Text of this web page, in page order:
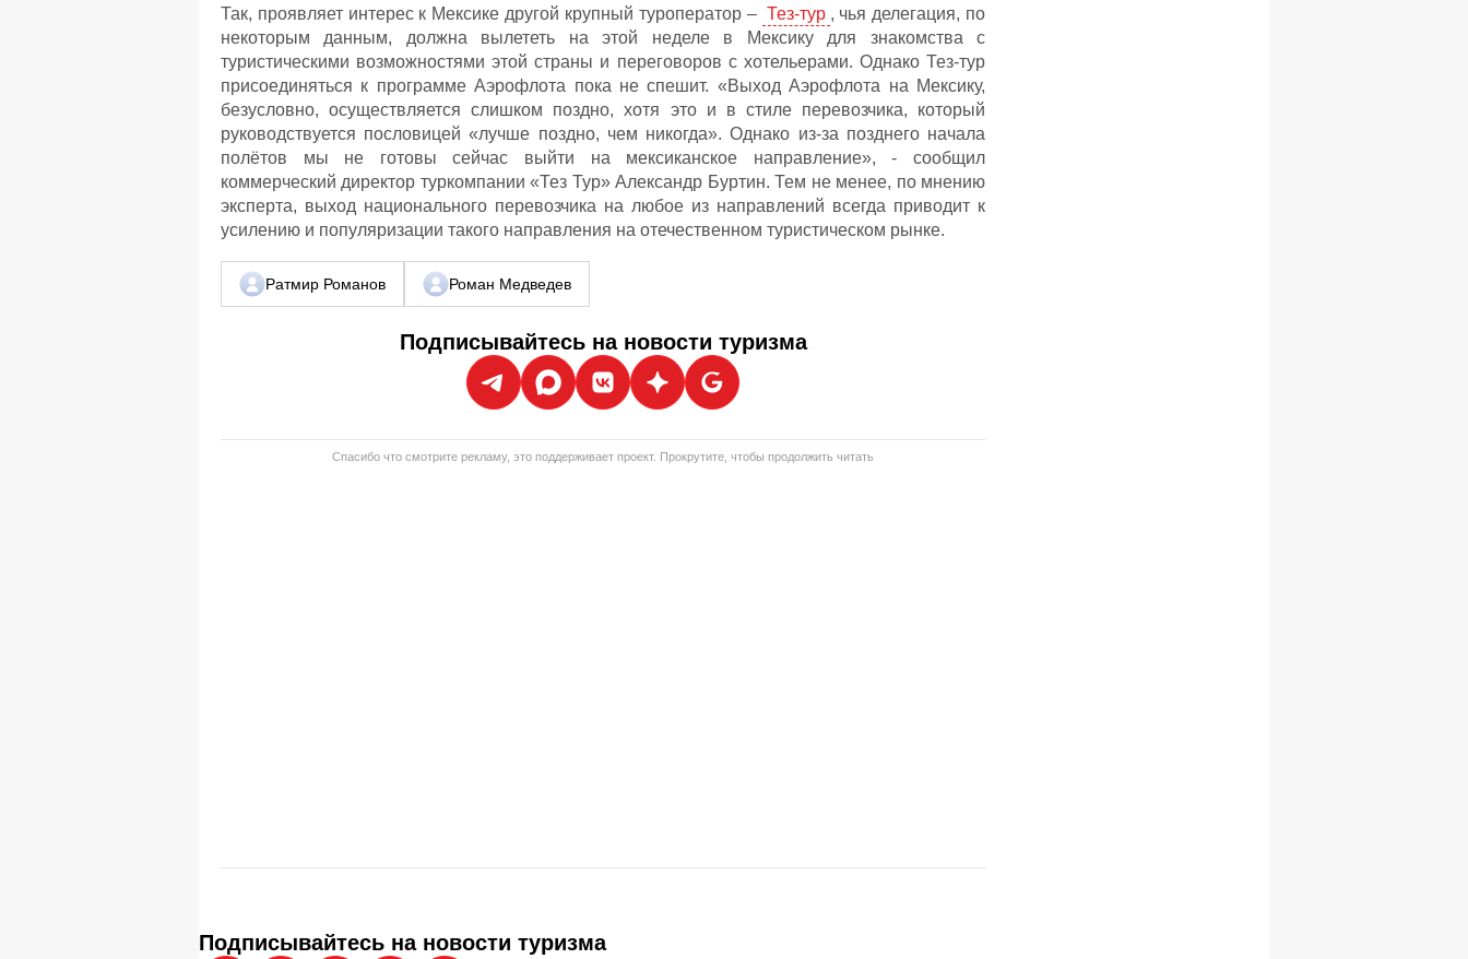
Так, проявляет интерес к Мексике другой крупный туроператор – Тез-тур , чья делегация, по
некоторым данным, должна вылететь на этой неделе в Мексику для знакомства с
туристическими возможностями этой страны и переговоров с хотельерами. Однако Тез-тур
присоединяться к программе Аэрофлота пока не спешит. «Выход Аэрофлота на Мексику,
безусловно, осуществляется слишком поздно, хотя это и в стиле перевозчика, который
руководствуется пословицей «лучше поздно, чем никогда». Однако из-за позднего начала
полётов мы не готовы сейчас выйти на мексиканское направление», - сообщил
коммерческий директор туркомпании «Тез Тур» Александр Буртин. Тем не менее, по мнению
эксперта, выход национального перевозчика на любое из направлений всегда приводит к
усилению и популяризации такого направления на отечественном туристическом рынке.
Ратмир Романов Роман Медведев
Подписывайтесь на новости туризма
Спасибо что смотрите рекламу, это поддерживает проект. Прокрутите, чтобы продолжить читать
Подписывайтесь на новости туризма